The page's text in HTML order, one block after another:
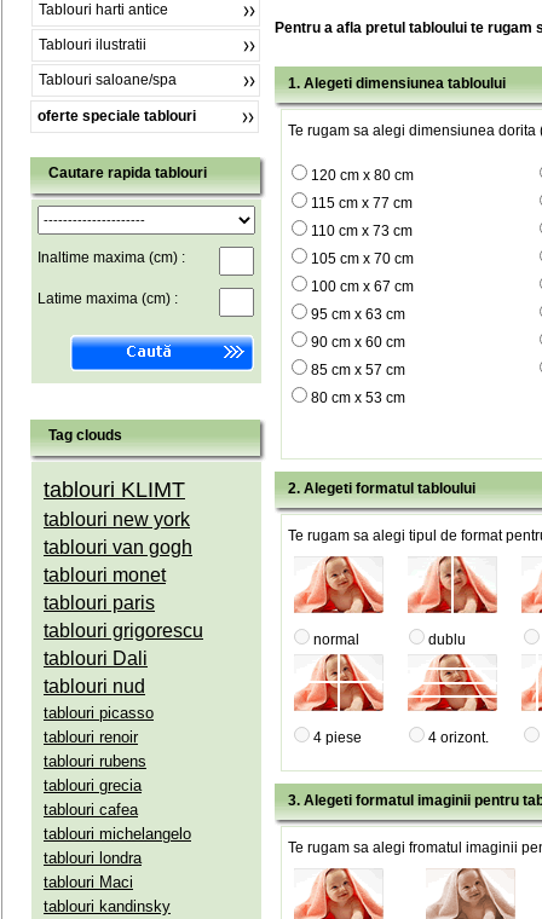
Tablouri harti antice
Tablouri ilustratii
Tablouri saloane/spa
oferte speciale tablouri
Cautare rapida tablouri
Inaltime maxima (cm) :
Latime maxima (cm) :
Tag clouds
tablouri KLIMT
tablouri new york
tablouri van gogh
tablouri monet
tablouri paris
tablouri grigorescu
tablouri Dali
tablouri nud
tablouri picasso
tablouri renoir
tablouri rubens
tablouri grecia
tablouri cafea
tablouri michelangelo
tablouri londra
tablouri Maci
tablouri kandinsky
Pentru a afla pretul tabloului te rugam
1. Alegeti dimensiunea tabloului
Te rugam sa alegi dimensiunea dorita
120 cm x 80 cm
115 cm x 77 cm
110 cm x 73 cm
105 cm x 70 cm
100 cm x 67 cm
95 cm x 63 cm
90 cm x 60 cm
85 cm x 57 cm
80 cm x 53 cm
2. Alegeti formatul tabloului
Te rugam sa alegi tipul de format
normal dublu
4 piese 4 orizont.
3. Alegeti formatul imaginii pentru
Te rugam sa alegi fromatul imaginii